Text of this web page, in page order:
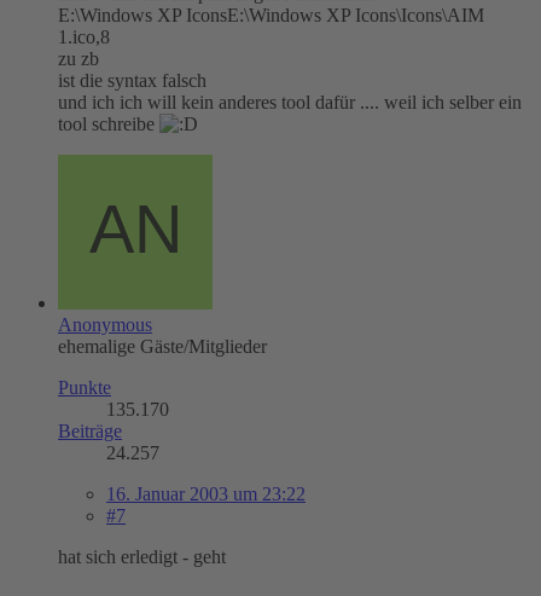
E:\Windows XP IconsE:\Windows XP Icons\Icons\AIM
1.ico,8
zu zb
ist die syntax falsch
und ich ich will kein anderes tool dafür .... weil ich selber ein
tool schreibe
Anonymous
ehemalige Gäste/Mitglieder
Punkte
135.170
Beiträge
24.257
16. Januar 2003 um 23:22
#7
hat sich erledigt - geht